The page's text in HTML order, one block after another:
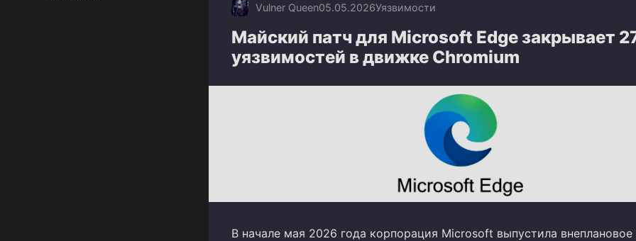
Vulner Queen05.05.2026Уязвимости
Майский патч для Microsoft Edge закрывает
уязвимостей в движке Chromium
В начале мая 2026 года корпорация Microsoft выпустила внеплановое